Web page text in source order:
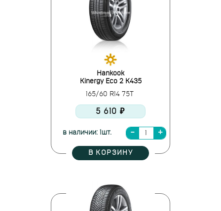
Hankook
Kinergy Eco 2 K435
165/60 R14 75T
5 610 ₽
в наличии: 1шт.
В КОРЗИНУ